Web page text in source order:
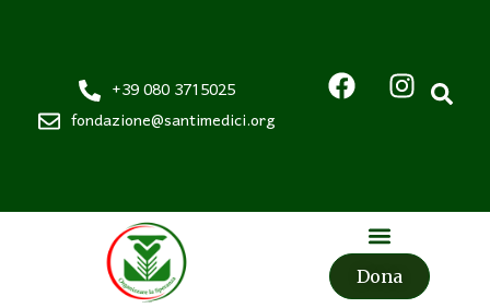
+39 080 3715025
fondazione@santimedici.org
Dona